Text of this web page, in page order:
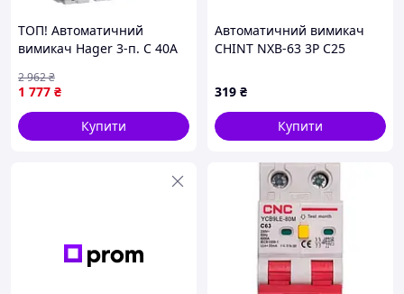
ТОП! Автоматичний
вимикач Hager 3-п. C 40A
(gHome)
1 777 ₴
2 962₴
Купити
Автоматичний вимикач
CHINT NXB-63 3P C25
319 ₴
Купити